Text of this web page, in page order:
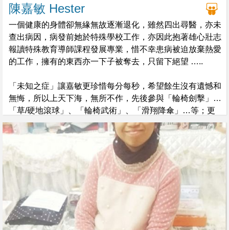
陳嘉敏 Hester
一個健康的身體卻無緣無故逐漸退化，雖然四出尋醫，亦未
查出病因，病發前她於特殊學校工作，亦因此抱著雄心壯志
報讀特殊教育導師課程發展專業，惜不幸患病被迫放棄熱愛
的工作，擁有的東西亦一下子被奪去，只留下絕望 …..
「未知之症」讓嘉敏更珍惜每分每秒，希望餘生沒有遺憾和
無悔，所以上天下海，無所不作，先後參與「輪椅劍擊」、
「草/硬地滾球」、「輪椅武術」、「滑翔降傘」…等；更
有幸得到鼓勵及協助，令她一嘗潛進無重的水中，享受離開
輪椅枷鎖，親親海底世界，感受一剎那自由的感覺。